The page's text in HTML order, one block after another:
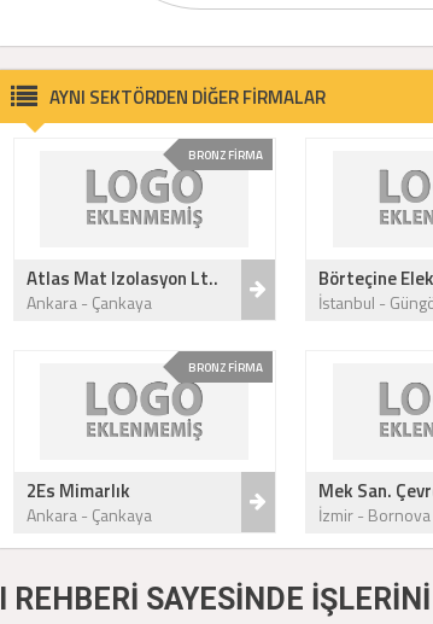
AYNI SEKTÖRDEN DİĞER FİRMALAR
BRONZ FİRMA
Atlas Mat Izolasyon Lt..
Ankara - Çankaya
Börteçine
İstanbul -
BRONZ FİRMA
2Es Mimarlık
Ankara - Çankaya
Mek San.
İzmir - Bornova
SAYESİNDE